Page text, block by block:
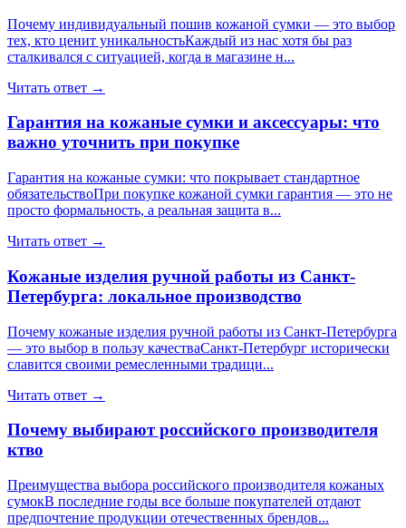
Почему индивидуальный пошив кожаной сумки — это выбор
тех, кто ценит уникальностьКаждый из нас хотя бы раз
сталкивался с ситуацией, когда в магазине н...
Читать ответ →
Гарантия на кожаные сумки и аксессуары: что
важно уточнить при покупке
Гарантия на кожаные сумки: что покрывает стандартное
обязательствоПри покупке кожаной сумки гарантия — это не
просто формальность, а реальная защита в...
Читать ответ →
Кожаные изделия ручной работы из Санкт-
Петербурга: локальное производство
Почему кожаные изделия ручной работы из Санкт-Петербурга
— это выбор в пользу качестваСанкт-Петербург исторически
славится своими ремесленными традици...
Читать ответ →
Почему выбирают российского производителя
ктво
Преимущества выбора российского производителя кожаных
сумокВ последние годы все больше покупателей отдают
предпочтение продукции отечественных брендов...